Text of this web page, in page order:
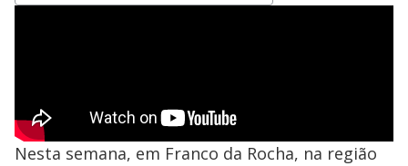
Nesta semana, em Franco da Rocha, na região